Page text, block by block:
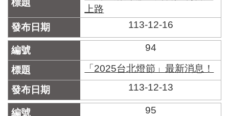
上路
113-12-16
94
「2025台北燈節」最新消息！
113-12-13
95